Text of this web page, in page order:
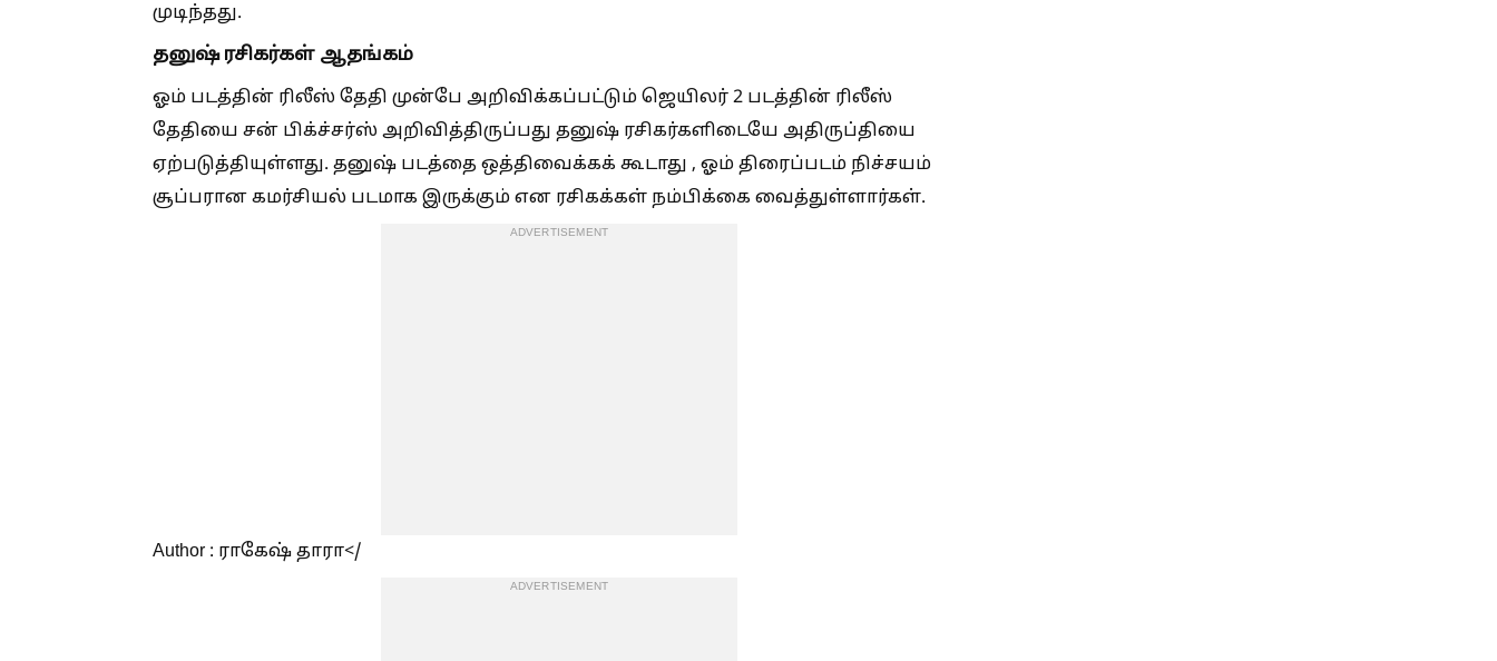
முடிந்தது.
தனுஷ் ரசிகர்கள் ஆதங்கம்
ஓம் படத்தின் ரிலீஸ் தேதி முன்பே அறிவிக்கப்பட்டும் ஜெயிலர் 2 படத்தின் ரிலீஸ்
தேதியை சன் பிக்ச்சர்ஸ் அறிவித்திருப்பது தனுஷ் ரசிகர்களிடையே அதிருப்தியை
ஏற்படுத்தியுள்ளது. தனுஷ் படத்தை ஒத்திவைக்கக் கூடாது , ஓம் திரைப்படம் நிச்சயம்
சூப்பரான கமர்சியல் படமாக இருக்கும் என ரசிகக்கள் நம்பிக்கை வைத்துள்ளார்கள்.
ADVERTISEMENT
Author : ராகேஷ் தாரா</
ADVERTISEMENT